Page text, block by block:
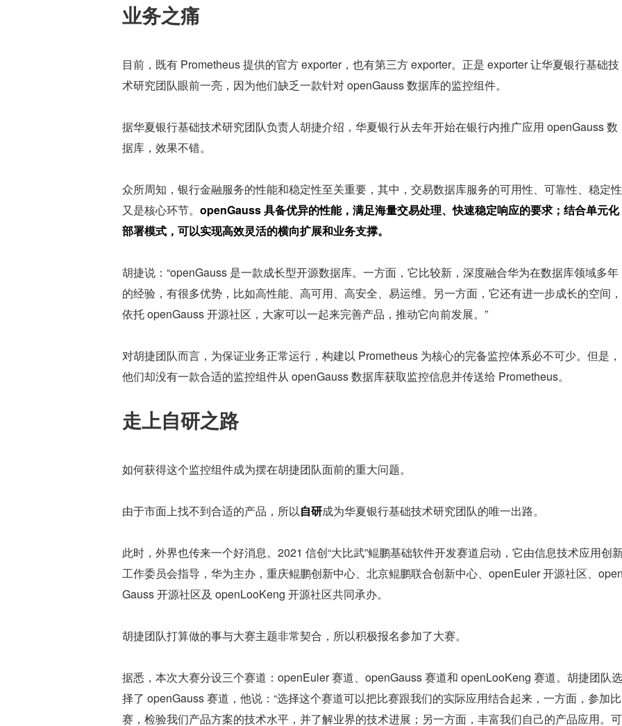
业务之痛
目前，既有 Prometheus 提供的官方 exporter，也有第三方 exporter。正是 exporter 让华夏银行基础技
术研究团队眼前一亮，因为他们缺乏一款针对 openGauss 数据库的监控组件。
据华夏银行基础技术研究团队负责人胡捷介绍，华夏银行从去年开始在银行内推广应用 openGauss 数
据库，效果不错。
众所周知，银行金融服务的性能和稳定性至关重要，其中，交易数据库服务的可用性、可靠性、稳定性
又是核心环节。 openGauss 具备优异的性能，满足海量交易处理、快速稳定响应的要求；结合单元化
部署模式，可以实现高效灵活的横向扩展和业务支撑。
胡捷说：“openGauss 是一款成长型开源数据库。一方面，它比较新，深度融合华为在数据库领域多年
的经验，有很多优势，比如高性能、高可用、高安全、易运维。另一方面，它还有进一步成长的空间，
依托 openGauss 开源社区，大家可以一起来完善产品，推动它向前发展。”
对胡捷团队而言，为保证业务正常运行，构建以 Prometheus 为核心的完备监控体系必不可少。但是，
他们却没有一款合适的监控组件从 openGauss 数据库获取监控信息并传送给 Prometheus。
走上自研之路
如何获得这个监控组件成为摆在胡捷团队面前的重大问题。
由于市面上找不到合适的产品，所以自研成为华夏银行基础技术研究团队的唯一出路。
此时，外界也传来一个好消息。2021 信创“大比武”鲲鹏基础软件开发赛道启动，它由信息技术应用创
工作委员会指导，华为主办，重庆鲲鹏创新中心、北京鲲鹏联合创新中心、openEuler 开源社区、
Gauss 开源社区及 openLooKeng 开源社区共同承办。
胡捷团队打算做的事与大赛主题非常契合，所以积极报名参加了大赛。
据悉，本次大赛分设三个赛道：openEuler 赛道、openGauss 赛道和 openLooKeng 赛道。胡捷团队选
择了 openGauss 赛道，他说：“选择这个赛道可以把比赛跟我们的实际应用结合起来，一方面，参加比
赛，检验我们产品方案的技术水平，并了解业界的技术进展；另一方面，丰富我们自己的产品应用。可